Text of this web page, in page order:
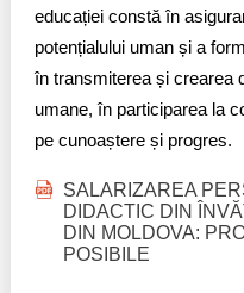
Achizițiile publice în
educației constă în
potențialului uman și a
în transmiterea și crearea
umane, în participarea la
pe cunoaștere și progres.
SALARIZAREA
DIDACTIC DIN
DIN MOLDOVA:
POSIBILE